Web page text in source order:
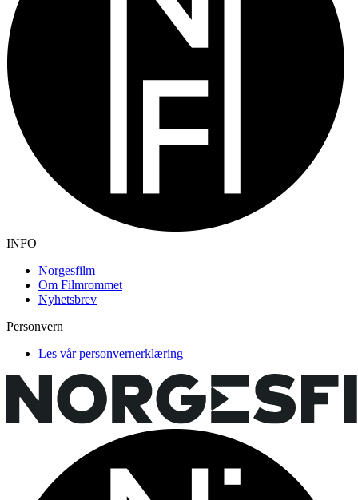
INFO
Norgesfilm
Om Filmrommet
Nyhetsbrev
Personvern
Les vår personvernerklæring